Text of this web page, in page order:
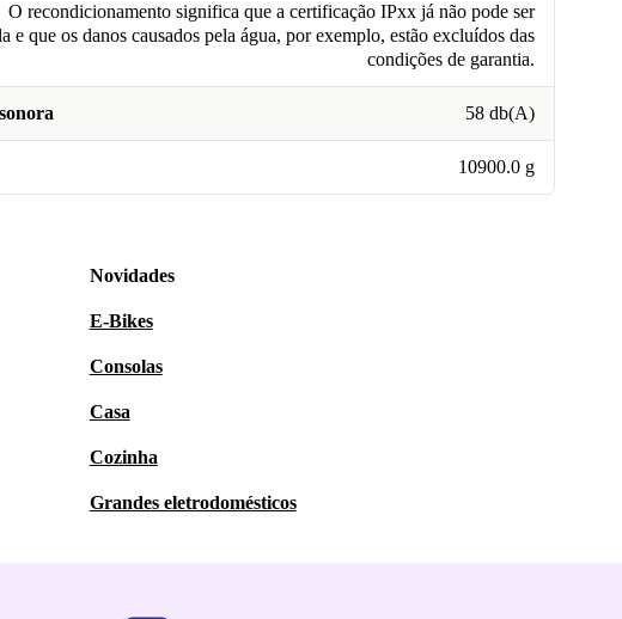
O recondicionamento significa que a certificação IPxx já não pode ser
e que os danos causados pela água, por exemplo, estão excluídos das
condições de garantia.
58 db(A)
10900.0 g
Novidades
E-Bikes
Consolas
Casa
Cozinha
Grandes eletrodomésticos